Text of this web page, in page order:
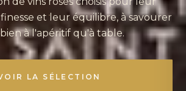
et leur équilibre, à savourer
bien à l'apéritif qu'à table.
LA SÉLECTION